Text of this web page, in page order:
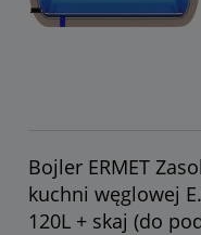
Bojler ERMET
kuchni węglowej
120L + skaj (do